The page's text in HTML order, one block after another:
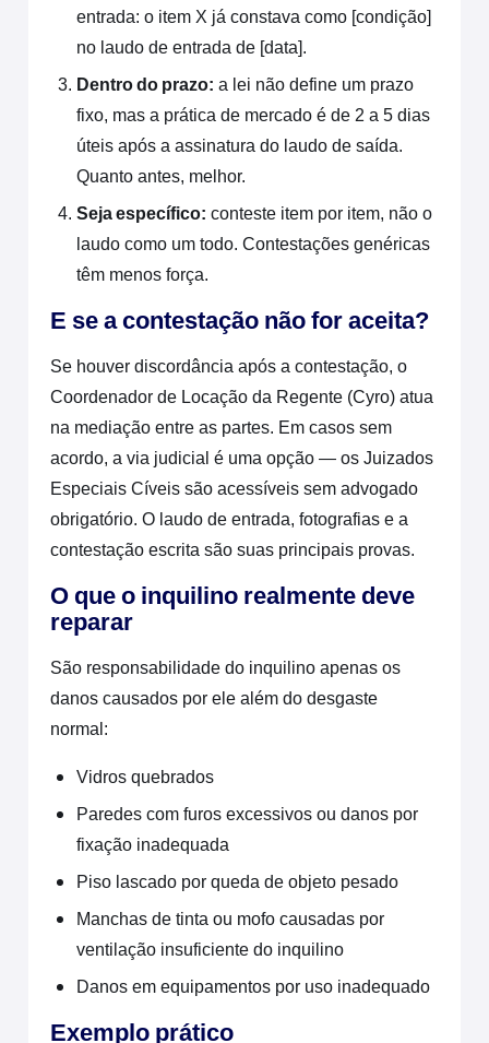
entrada: o item X já constava como [condição]
no laudo de entrada de [data].
Dentro do prazo: a lei não define um prazo
fixo, mas a prática de mercado é de 2 a 5 dias
úteis após a assinatura do laudo de saída.
Quanto antes, melhor.
Seja específico: conteste item por item, não o
laudo como um todo. Contestações genéricas
têm menos força.
E se a contestação não for aceita?
Se houver discordância após a contestação, o
Coordenador de Locação da Regente (Cyro) atua
na mediação entre as partes. Em casos sem
acordo, a via judicial é uma opção — os Juizados
Especiais Cíveis são acessíveis sem advogado
obrigatório. O laudo de entrada, fotografias e a
contestação escrita são suas principais provas.
O que o inquilino realmente deve
reparar
São responsabilidade do inquilino apenas os
danos causados por ele além do desgaste
normal:
Vidros quebrados
Paredes com furos excessivos ou danos por
fixação inadequada
Piso lascado por queda de objeto pesado
Manchas de tinta ou mofo causadas por
ventilação insuficiente do inquilino
Danos em equipamentos por uso inadequado
Exemplo prático